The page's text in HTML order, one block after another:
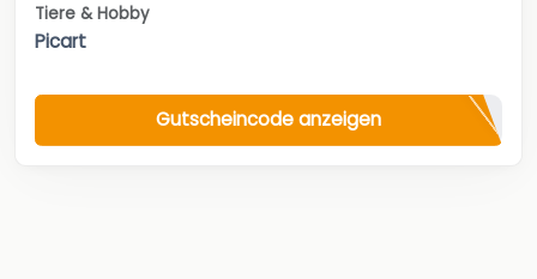
Tiere & Hobby
Picart
Gutscheincode anzeigen